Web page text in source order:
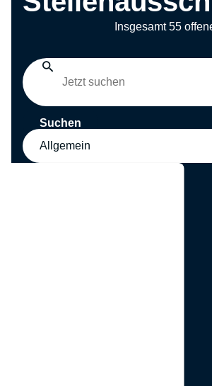
Insgesamt 55
Suchen
Allgemein